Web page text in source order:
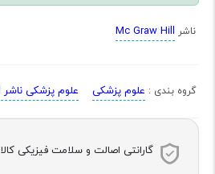
ناشر Mc Graw Hill
گروه بندی : علوم پزشکی علوم پزشکی ناشر Mc Graw Hill
گارانتی اصالت و سلامت فیزیکی کالا